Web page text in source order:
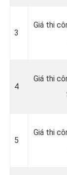
3
Giá thi
4
Giá thi
5
Giá thi